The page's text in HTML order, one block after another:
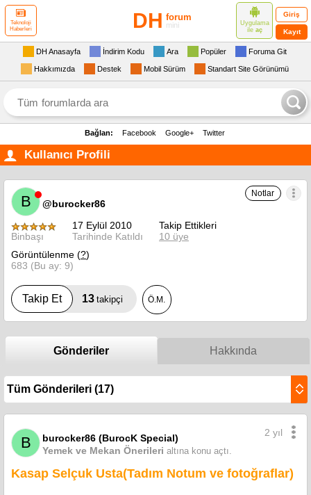
Teknoloji
Haberleri
DH forum
mini
Uygulama
ile aç
Giriş
Kayıt
DH Anasayfa İndirim Kodu Ara Popüler Foruma Git
Hakkımızda Destek Mobil Sürüm Standart Site Görünümü
Bağlan: Facebook Google+ Twitter
Kullanıcı Profili
B @burocker86
Notlar
Binbaşı
17 Eylül 2010
Tarihinde Katıldı
Takip Ettikleri
10 üye
Görüntülenme (?)
683 (Bu ay: 9)
Takip Et 13 takipçi Ö.M.
Gönderiler Hakkında
B
burocker86 (BurocK Special)
Yemek ve Mekan Önerileri altına konu açtı.
2 yıl
Kasap Selçuk Usta(Tadım Notum ve fotoğraflar)